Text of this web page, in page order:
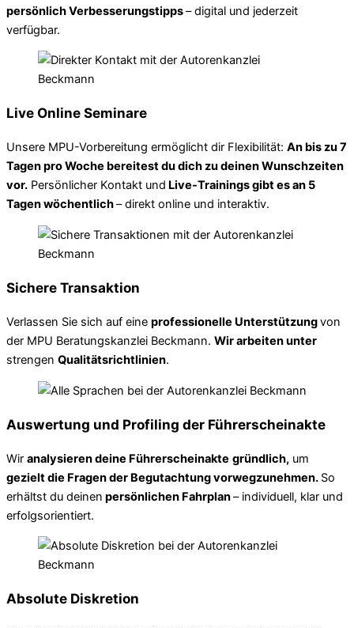
persönlich Verbesserungstipps– digital und jederzeit
verfügbar.
Live Online Seminare
Unsere MPU-Vorbereitung ermöglicht dir Flexibilität: An bis zu 7
Tagen pro Woche bereitest du dich zu deinen Wunschzeiten
vor. Persönlicher Kontakt und Live-Trainings gibt es an 5
Tagen wöchentlich– direkt online und interaktiv.
Sichere Transaktion
Verlassen Sie sich auf eine professionelle Unterstützungvon
der MPU Beratungskanzlei Beckmann. Wir arbeiten unter
strengen Qualitätsrichtlinien.
Auswertung und Profiling der Führerscheinakte
Wir analysieren deine Führerscheinakte gründlich, um
gezielt die Fragen der Begutachtung vorwegzunehmen. So
erhältst du deinen persönlichen Fahrplan– individuell, klar und
erfolgsorientiert.
Absolute Diskretion